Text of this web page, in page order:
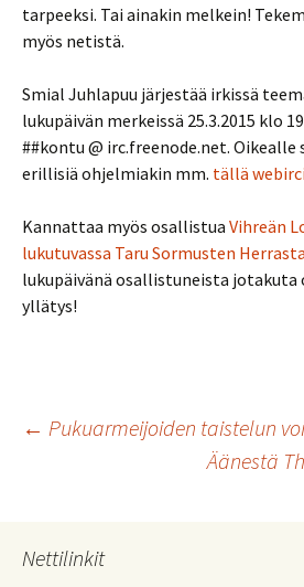
tarpeeksi. Tai ainakin melkein!
myös netistä.
Smial Juhlapuu järjestää irkissä
lukupäivän merkeissä 25.3.2015 klo
##kontu @ irc.freenode.net.
erillisiä ohjelmiakin mm. tällä
Kannattaa myös osallistua Vihreän
lukutuvassa Taru Sormusten
lukupäivänä osallistuneista jotakuta
yllätys!
Artikkelien
← Pukuarmeijoiden taistelun
Äänestä
Nettilinkit